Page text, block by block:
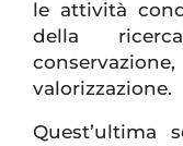
le attività
della
valorizzazione.
Quest’ultima